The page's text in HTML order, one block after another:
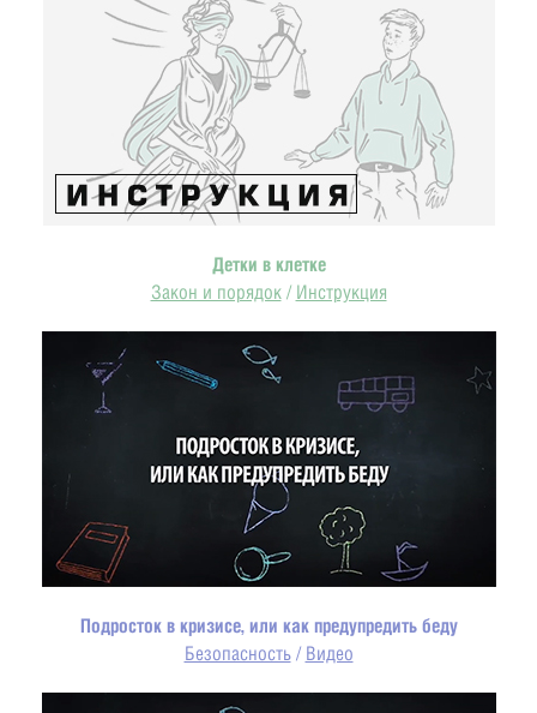
Детки в клетке
Закон и порядок/ Инструкция
Подросток в кризисе, или как предупредить беду
Безопасность/ Видео